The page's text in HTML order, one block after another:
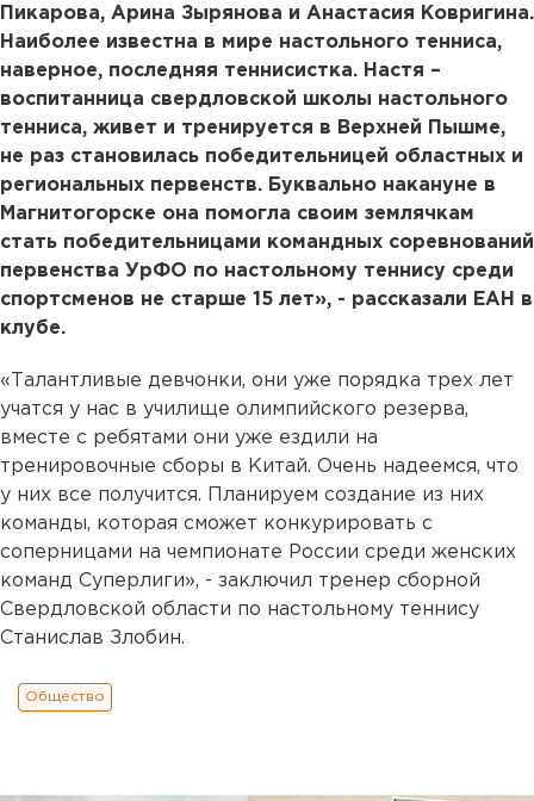
Пикарова, Арина Зырянова и Анастасия Ковригина.
Наиболее известна в мире настольного тенниса,
наверное, последняя теннисистка. Настя –
воспитанница свердловской школы настольного
тенниса, живет и тренируется в Верхней Пышме,
не раз становилась победительницей областных и
региональных первенств. Буквально накануне в
Магнитогорске она помогла своим землячкам
стать победительницами командных соревнований
первенства УрФО по настольному теннису среди
спортсменов не старше 15 лет», - рассказали ЕАН в
клубе.
«Талантливые девчонки, они уже порядка трех лет
учатся у нас в училище олимпийского резерва,
вместе с ребятами они уже ездили на
тренировочные сборы в Китай. Очень надеемся, что
у них все получится. Планируем создание из них
команды, которая сможет конкурировать с
соперницами на чемпионате России среди женских
команд Суперлиги», - заключил тренер сборной
Свердловской области по настольному теннису
Станислав Злобин.
Общество